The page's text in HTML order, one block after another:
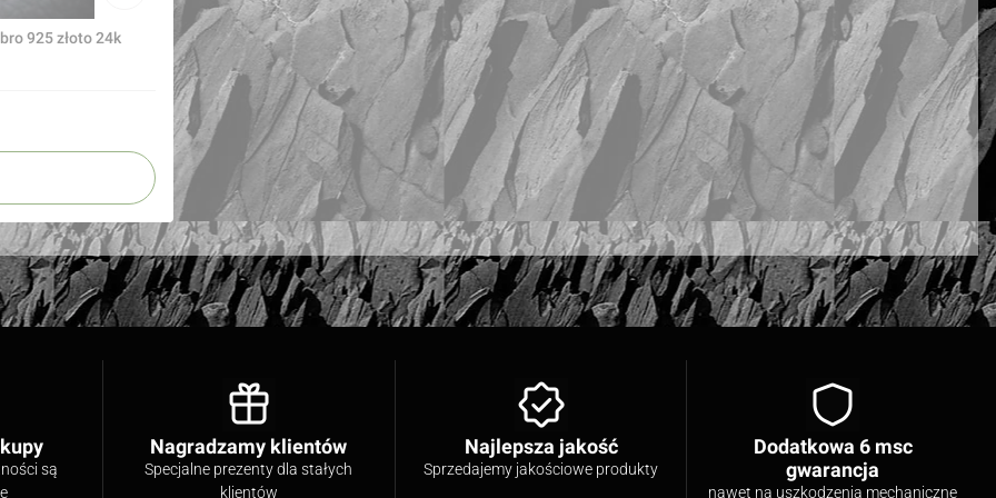
bransoletka z bursztynów i kamieni srebro 925 złoto 24k
są
Nagradzamy klientów
Specjalne prezenty dla stałych
klientów
Najlepsza jakość
Sprzedajemy jakościowe produkty
Dodatkowa 6 msc
gwarancja
nawet na uszkodzenia mechaniczne